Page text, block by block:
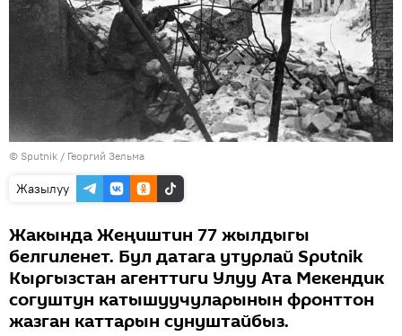
© Sputnik / Георгий Зельма
Жазылуу
Жакында Жеңиштин 77 жылдыгы
белгиленет. Бул датага утурлай Sputnik
Кыргызстан агенттиги Улуу Ата Мекендик
согуштун катышуучуларынын фронттон
жазган каттарын сунуштайбыз.